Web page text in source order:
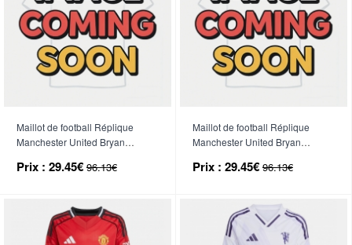
Maillot de football Réplique
Manchester United Bryan
2026-27 Manche Courte (+
Prix : 29.45€ 96.13€
Maillot de football Réplique
Manchester United Bryan
2026-27 Manche Courte (+
Prix : 29.45€ 96.13€